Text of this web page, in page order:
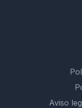
Aviso